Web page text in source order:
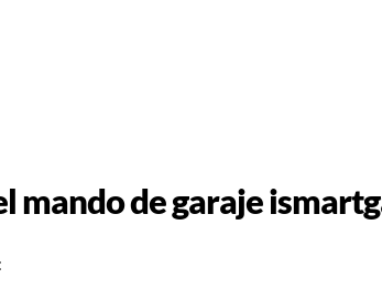
mando de garaje